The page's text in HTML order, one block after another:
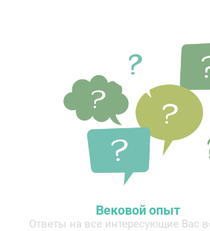
Вековой опыт
Ответы на все интересующие Вас